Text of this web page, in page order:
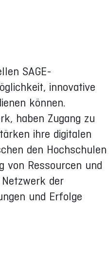
SAGE-
innovative
können.
haben Zugang zu
ihre digitalen
den Hochschulen
von Ressourcen und
der
und Erfolge